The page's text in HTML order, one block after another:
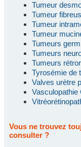
Tumeur
Tumeur
Tumeur
Tumeur
Tumeurs
Tumeurs
Tumeurs
Tyrosémie de
Valves urètre
Vasculopathie
Vous ne trouvez
consulter ?